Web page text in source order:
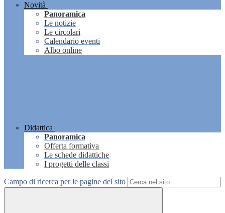
Novità
Panoramica
Le notizie
Le circolari
Calendario eventi
Albo online
Didattica
Panoramica
Offerta formativa
Le schede didattiche
I progetti delle classi
Campo di ricerca per le pagine del sito